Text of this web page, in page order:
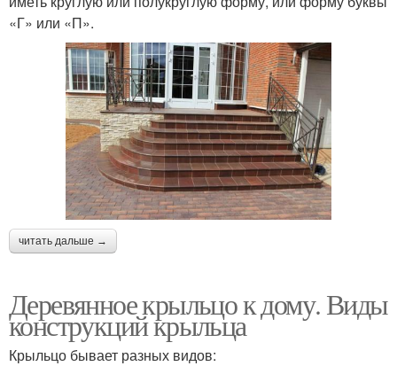
«Г» или «П».
читать дальше →
Деревянное крыльцо к дому. Виды
конструкций крыльца
Крыльцо бывает разных видов: